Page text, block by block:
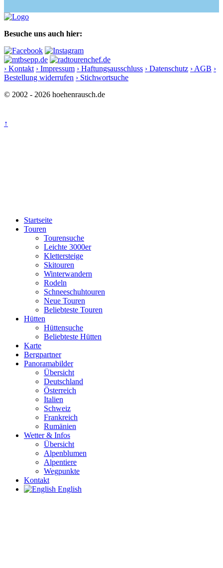
Besuche uns auch hier:
› Kontakt › Impressum › Haftungsausschluss › Datenschutz › AGB ›
Bestellung widerrufen › Stichwortsuche
© 2002 - 2026 hoehenrausch.de
↑
Startseite
Touren
Tourensuche
Leichte 3000er
Klettersteige
Skitouren
Winterwandern
Rodeln
Schneeschuhtouren
Neue Touren
Beliebteste Touren
Hütten
Hüttensuche
Beliebteste Hütten
Karte
Bergpartner
Panoramabilder
Übersicht
Deutschland
Österreich
Italien
Schweiz
Frankreich
Rumänien
Wetter & Infos
Übersicht
Alpenblumen
Alpentiere
Wegpunkte
Kontakt
English